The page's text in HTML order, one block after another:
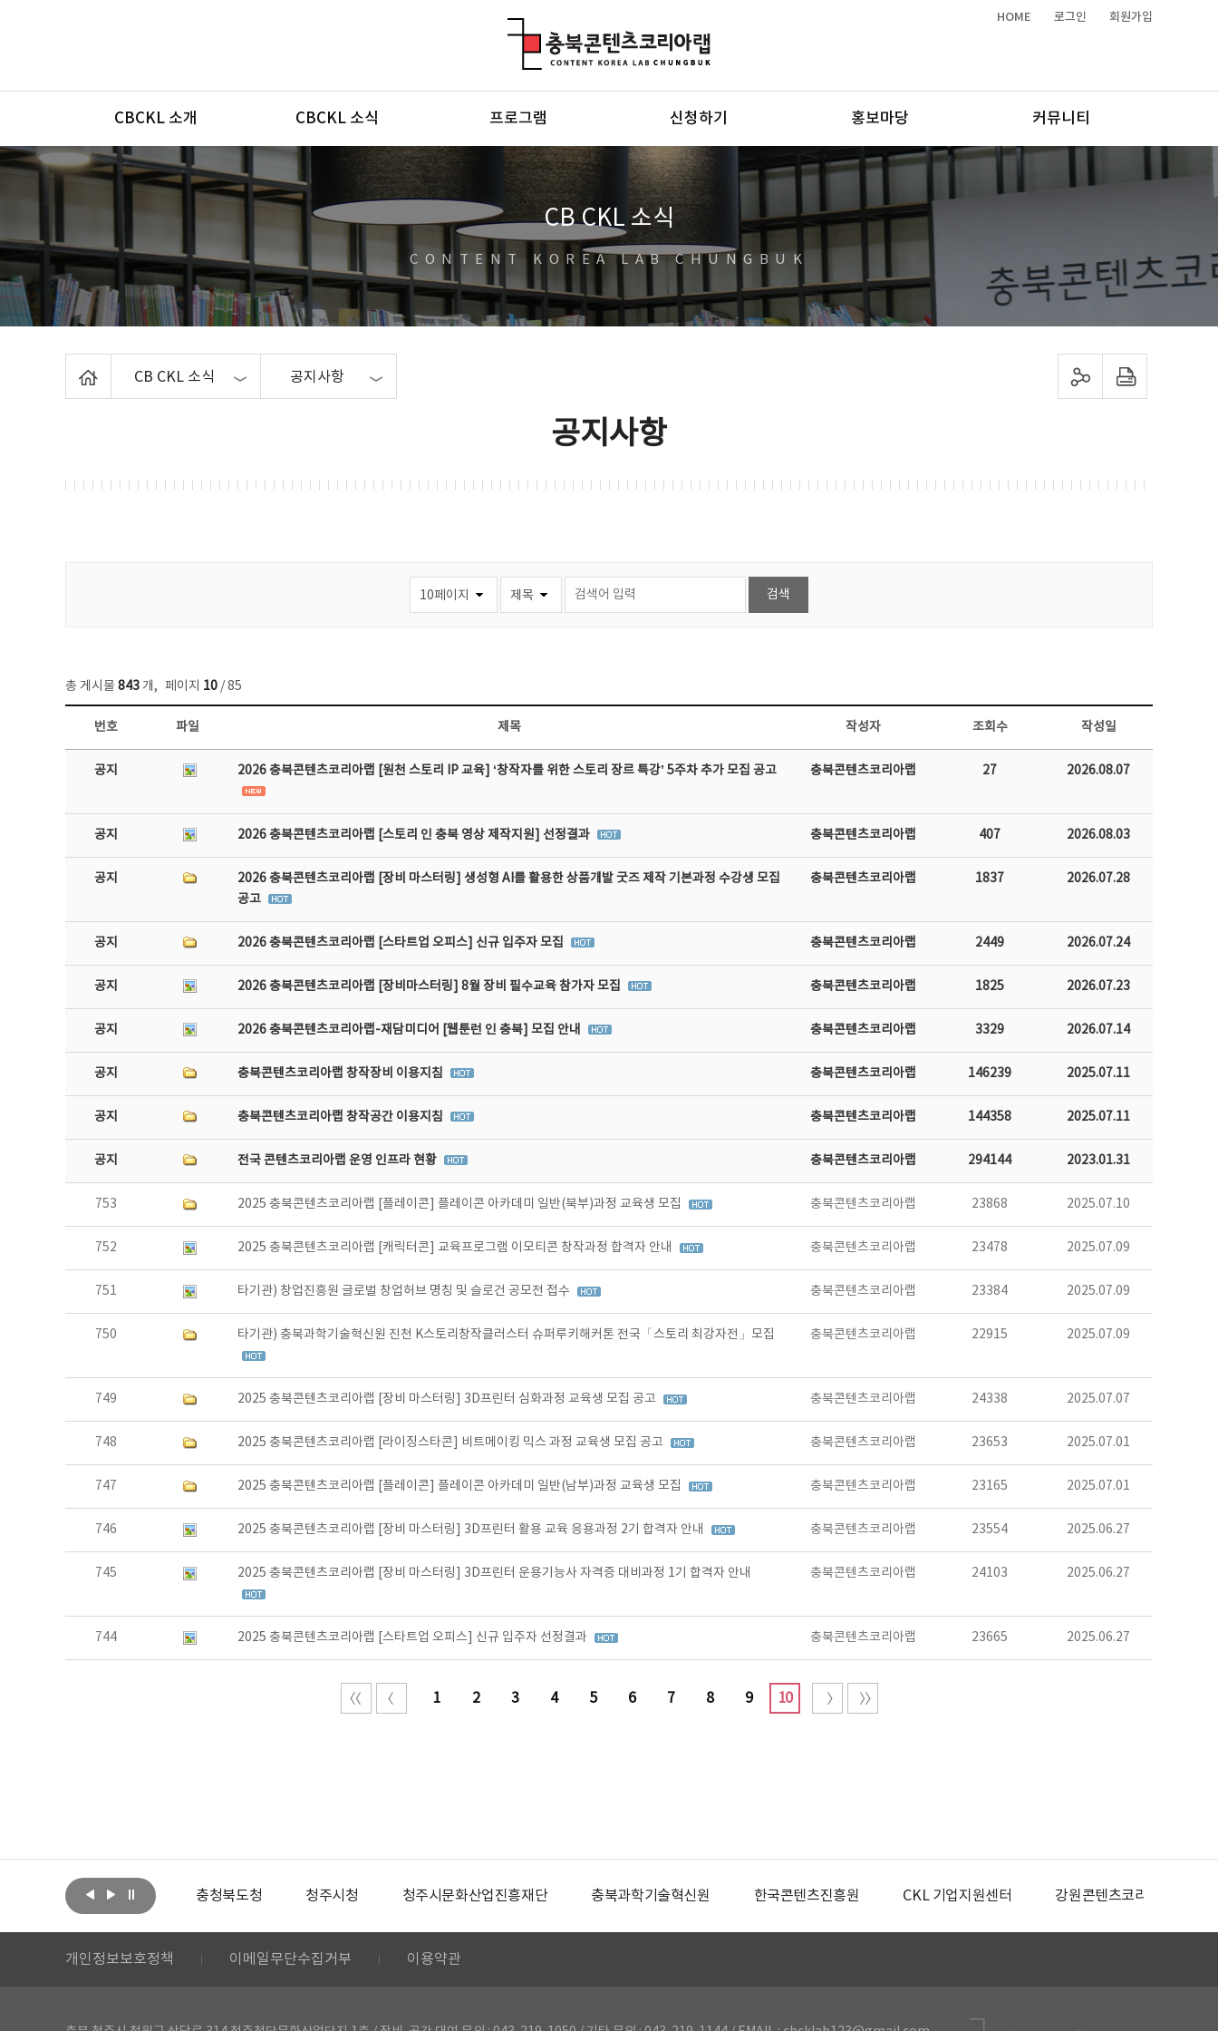
HOME 로그인 회원가입
메뉴
CBCKL 소개 CBCKL 소식 프로그램 신청하기 홍보마당 커뮤니티
CB CKL 소식
CONTENT KOREA LAB CHUNGBUK
CB CKL 소식 공지사항 sns 공유하기 프린트하기
공지사항
총 게시물 843 개, 페이지 10 / 85
공지사항 목록 - 번호, 제목, 작성자, 파일, 조회수, 작성일 정보 제공
번호 파일 제목 작성자 조회수 작성일
공지 2026 충북콘텐츠코리아랩 [원천 스토리 IP 교육] ‘창작자를 위한 스토리 장르 특강’ 5주차 추가 모집 공고 충북콘텐츠코리아랩 27 2026.08.07
공지 2026 충북콘텐츠코리아랩 [스토리 인 충북 영상 제작지원] 선정결과 충북콘텐츠코리아랩 407 2026.08.03
공지
2026 충북콘텐츠코리아랩 [장비 마스터링] 생성형 AI를 활용한 상품개발 굿즈 제작 기본과정 수강생 모집
공고
충북콘텐츠코리아랩 1837 2026.07.28
공지 2026 충북콘텐츠코리아랩 [스타트업 오피스] 신규 입주자 모집 충북콘텐츠코리아랩 2449 2026.07.24
공지 2026 충북콘텐츠코리아랩 [장비마스터링] 8월 장비 필수교육 참가자 모집 충북콘텐츠코리아랩 1825 2026.07.23
공지 2026 충북콘텐츠코리아랩-재담미디어 [웹툰런 인 충북] 모집 안내 충북콘텐츠코리아랩 3329 2026.07.14
공지 충북콘텐츠코리아랩 창작장비 이용지침 충북콘텐츠코리아랩 146239 2025.07.11
공지 충북콘텐츠코리아랩 창작공간 이용지침 충북콘텐츠코리아랩 144358 2025.07.11
공지 전국 콘텐츠코리아랩 운영 인프라 현황 충북콘텐츠코리아랩 294144 2023.01.31
753 2025 충북콘텐츠코리아랩 [플레이콘] 플레이콘 아카데미 일반(북부)과정 교육생 모집 충북콘텐츠코리아랩 23868 2025.07.10
752 2025 충북콘텐츠코리아랩 [캐릭터콘] 교육프로그램 이모티콘 창작과정 합격자 안내 충북콘텐츠코리아랩 23478 2025.07.09
751 타기관) 창업진흥원 글로벌 창업허브 명칭 및 슬로건 공모전 접수 충북콘텐츠코리아랩 23384 2025.07.09
750 타기관) 충북과학기술혁신원 진천 K스토리창작클러스터 슈퍼루키해커톤 전국「스토리 최강자전」모집 충북콘텐츠코리아랩 22915 2025.07.09
749 2025 충북콘텐츠코리아랩 [장비 마스터링] 3D프린터 심화과정 교육생 모집 공고 충북콘텐츠코리아랩 24338 2025.07.07
748 2025 충북콘텐츠코리아랩 [라이징스타콘] 비트메이킹 믹스 과정 교육생 모집 공고 충북콘텐츠코리아랩 23653 2025.07.01
747 2025 충북콘텐츠코리아랩 [플레이콘] 플레이콘 아카데미 일반(남부)과정 교육생 모집 충북콘텐츠코리아랩 23165 2025.07.01
746 2025 충북콘텐츠코리아랩 [장비 마스터링] 3D프린터 활용 교육 응용과정 2기 합격자 안내 충북콘텐츠코리아랩 23554 2025.06.27
745 2025 충북콘텐츠코리아랩 [장비 마스터링] 3D프린터 운용기능사 자격증 대비과정 1기 합격자 안내 충북콘텐츠코리아랩 24103 2025.06.27
744 2025 충북콘텐츠코리아랩 [스타트업 오피스] 신규 입주자 선정결과 충북콘텐츠코리아랩 23665 2025.06.27
1 2 3 4 5 6 7 8 9 10
문화체육관광부 충청북도청 청주시청 청주시문화산업진흥재단 충북과학기술혁신원 한국콘텐츠진흥원 CKL 기업지원센터 강원콘텐츠코리아랩
개인정보보호정책 이메일무단수집거부 이용약관